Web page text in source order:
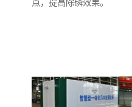
点，提高除磷效果。